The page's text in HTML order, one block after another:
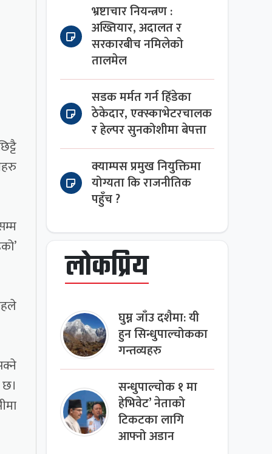
भ्रष्टाचार नियन्त्रण :
अख्तियार, अदालत र
सरकारबीच नमिलेको
तालमेल
सडक मर्मत गर्न हिँडेका
ठेकेदार, एक्स्काभेटरचालक
र हेल्पर सुनकोशीमा बेपत्ता
क्याम्पस प्रमुख नियुक्तिमा
योग्यता कि राजनीतिक
पहुँच ?
लोकप्रिय
घुम्न जाँउ दशैमा: यी
हुन सिन्धुपाल्चोकका
गन्तव्यहरु
सन्धुपाल्चोक १ मा
हेभिवेट’ नेताको
टिकटका लागि
आफ्नो अडान